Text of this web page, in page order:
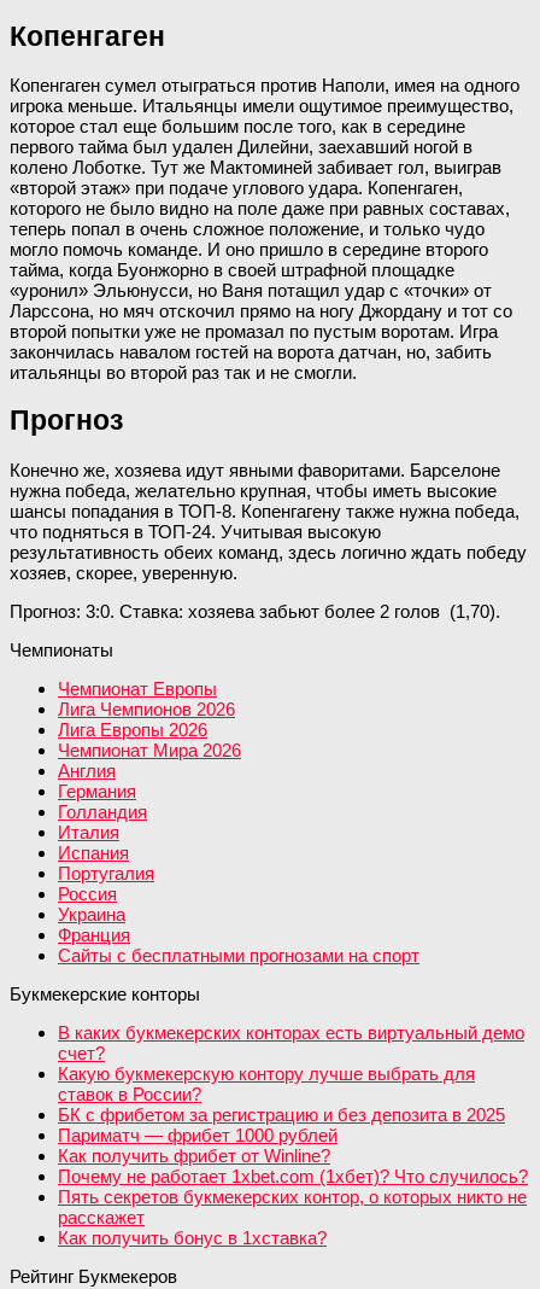
Копенгаген
Копенгаген сумел отыграться против Наполи, имея на одного
игрока меньше. Итальянцы имели ощутимое преимущество,
которое стал еще большим после того, как в середине
первого тайма был удален Дилейни, заехавший ногой в
колено Лоботке. Тут же Мактоминей забивает гол, выиграв
«второй этаж» при подаче углового удара. Копенгаген,
которого не было видно на поле даже при равных составах,
теперь попал в очень сложное положение, и только чудо
могло помочь команде. И оно пришло в середине второго
тайма, когда Буонжорно в своей штрафной площадке
«уронил» Эльюнусси, но Ваня потащил удар с «точки» от
Ларссона, но мяч отскочил прямо на ногу Джордану и тот со
второй попытки уже не промазал по пустым воротам. Игра
закончилась навалом гостей на ворота датчан, но, забить
итальянцы во второй раз так и не смогли.
Прогноз
Конечно же, хозяева идут явными фаворитами. Барселоне
нужна победа, желательно крупная, чтобы иметь высокие
шансы попадания в ТОП-8. Копенгагену также нужна победа,
что подняться в ТОП-24. Учитывая высокую
результативность обеих команд, здесь логично ждать победу
хозяев, скорее, уверенную.
Прогноз: 3:0. Ставка: хозяева забьют более 2 голов (1,70).
Чемпионаты
Чемпионат Европы
Лига Чемпионов 2026
Лига Европы 2026
Чемпионат Мира 2026
Англия
Германия
Голландия
Италия
Испания
Португалия
Россия
Украина
Франция
Сайты с бесплатными прогнозами на спорт
Букмекерские конторы
В каких букмекерских конторах есть виртуальный демо
счет?
Какую букмекерскую контору лучше выбрать для
ставок в России?
БК с фрибетом за регистрацию и без депозита в 2025
Париматч — фрибет 1000 рублей
Как получить фрибет от Winline?
Почему не работает 1xbet.com (1хбет)? Что случилось?
Пять секретов букмекерских контор, о которых никто не
расскажет
Как получить бонус в 1хставка?
Рейтинг Букмекеров